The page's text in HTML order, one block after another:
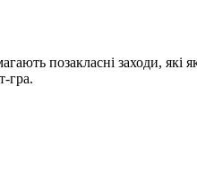
позакласні заходи, які
гра.